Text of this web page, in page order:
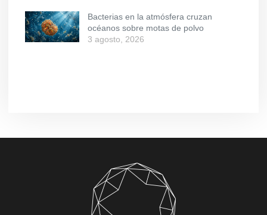
Bacterias en la atmósfera cruzan
océanos sobre motas de polvo
3 agosto, 2026